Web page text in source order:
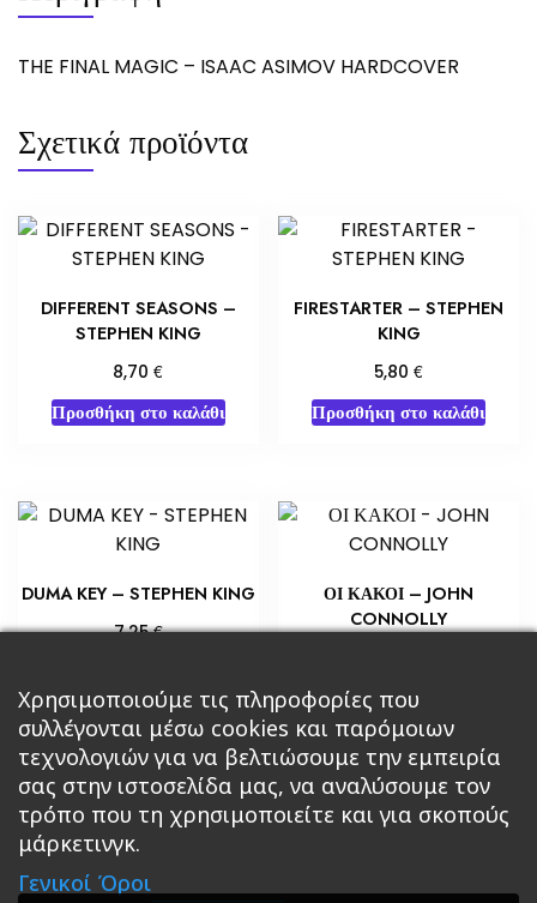
THE FINAL MAGIC – ISAAC ASIMOV HARDCOVER
Σχετικά προϊόντα
DIFFERENT SEASONS –
STEPHEN KING
8,70€
Προσθήκη στο καλάθι
FIRESTARTER – STEPHEN
KING
5,80€
Προσθήκη στο καλάθι
DUMA KEY – STEPHEN KING
7,25€
ΟΙ ΚΑΚΟΙ – JOHN
CONNOLLY
Προσθήκη στο καλάθι
Κεντρική Βιβλία
Roleplaying Games Ψυχαγωγία Εκδόσεις Βάρδος
Χρησιμοποιούμε τις πληροφορίες που
συλλέγονται μέσω cookies και παρόμοιων
τεχνολογιών για να βελτιώσουμε την εμπειρία
σας στην ιστοσελίδα μας, να αναλύσουμε τον
τρόπο που τη χρησιμοποιείτε και για σκοπούς
μάρκετινγκ.
Γενικοί Όροι